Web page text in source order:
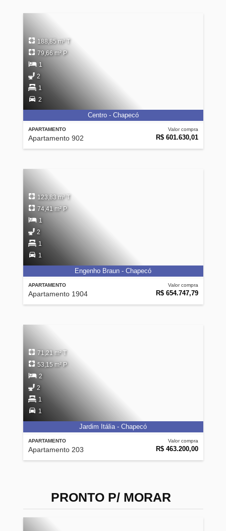
APARTAMENTO
Apartamento 902
Valor compra
R$ 601.630,01
188,85 m² T
79,66 m² P
1
2
1
2
Centro - Chapecó
APARTAMENTO
Apartamento 1904
Valor compra
R$ 654.747,79
123,83 m² T
74,41 m² P
1
2
1
1
Engenho Braun - Chapecó
APARTAMENTO
Apartamento 203
Valor compra
R$ 463.200,00
71,21 m² T
53,15 m² P
2
2
1
1
Jardim Itália - Chapecó
PRONTO P/ MORAR